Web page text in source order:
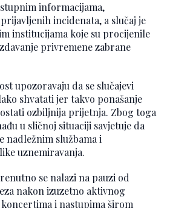
informacijama,
incidenata, a slučaj je
institucijama koje su procijenile
privremene zabrane
upozoravaju da se slučajevi
shvatati jer takvo ponašanje
ozbiljnija prijetnja. Zbog toga
u sličnoj situaciji savjetuje da
nadležnim službama i
uznemiravanja.
se nalazi na pauzi od
nakon izuzetno aktivnog
i nastupima širom